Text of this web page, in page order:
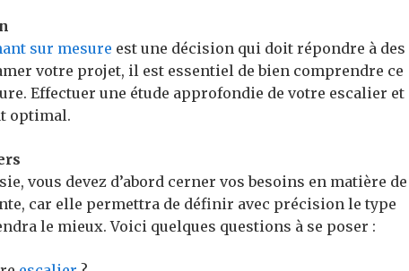
sur mesure est une décision qui doit répondre à des
votre projet, il est essentiel de bien comprendre ce
Effectuer une étude approfondie de votre escalier et
optimal.
vous devez d’abord cerner vos besoins en matière de
car elle permettra de définir avec précision le type
le mieux. Voici quelques questions à se poser :